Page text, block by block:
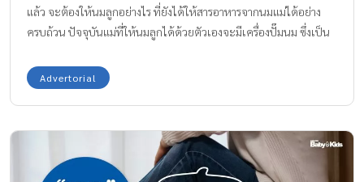
แล้ว จะต้องให้นมลูกอย่างไร ที่ยังได้ให้สารอาหารจากนมแม่ได้อย่าง
ครบถ้วน ปัจจุบันแม่ที่ให้นมลูกได้ด้วยตัวเองจะมีเครื่องปั๊มนม ซึ่งเป็น
ให้โดยตรงจากเต้าเอง การให้นมแม่จากเต้า และการดูดนมจากขวดนั้น
แตกต่างกันพอสมควร ทำให้ ลูกติดเต้า ไม่ดูดขวด ทีมบรรณาธิการ
นมจากขวดนั้นทำอย่างไร โดยคุณหมอแอม จะมาแนะนำเทคนิคดีๆ ให้
อ่านกันค่ะ ABK : สาเหตุที่ลูกไม่ยอมกินนมจากขวด มีอะไรบ้าง? หมอ
แอม : ลูกไม่ยอมกินนมจากขวด มีอยู่ประมาณ 5 สาเหตุหลักๆ ด้วยกัน
Advertorial